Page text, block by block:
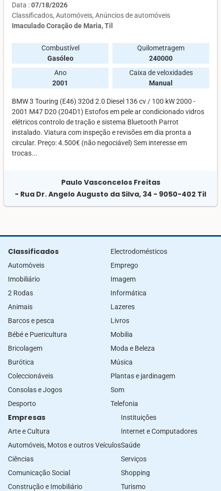
Data :07/18/2026
Classificados Automóveis Anúncios de automóveis
Imaculado Coração de Maria, Til
Combustível
Gasóleo
Quilometragem
240000
Ano
2001
Caixa de veloxidades
Manual
BMW 3 Touring (E46) 320d 2.0 Diesel 136 cv / 100 kW 2000 -
2001 M47 D20 (204D1) Estofos em pele ar condicionado vidros
elétricos controlo de tração e sistema Bluetooth Parrot
instalado. Viatura com inspeção e revisões em dia pronta a
circular. Preço: 4.500€ (não negociável) Sem interesse em
trocas...
Paulo Vasconcelos Freitas
- Rua Dr. Angelo Augusto da Silva, 34 - 9050-402 Til
Classificados
Automòveis
Imobiliário
2 Rodas
Animais
Barcos e pesca
Bébé e Puericultura
Bricolagem
Burótica
Coleccionáveis
Consolas e Jogos
Desporto
Electrodomésticos
Emprego
Imagem
Informática
Lazeres
Livros
Mobilia
Moda e Beleza
Música
Plantas e jardinagem
Som
Telefonia
Empresas
Arte e Cultura
Automóveis, Motos e outros Veículos
Ciências
Comunicação Social
Construção e Imobiliário
Instituições
Internet e Computadores
Saúde
Serviços
Shopping
Turismo